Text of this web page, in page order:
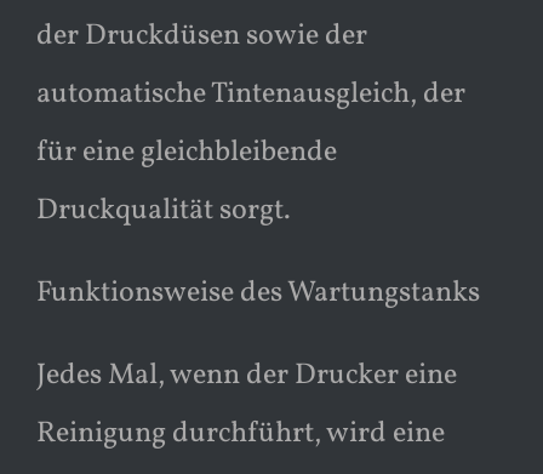
der Druckdüsen sowie der
automatische Tintenausgleich, der
für eine gleichbleibende
Druckqualität sorgt.
Funktionsweise des Wartungstanks
Jedes Mal, wenn der Drucker eine
Reinigung durchführt, wird eine